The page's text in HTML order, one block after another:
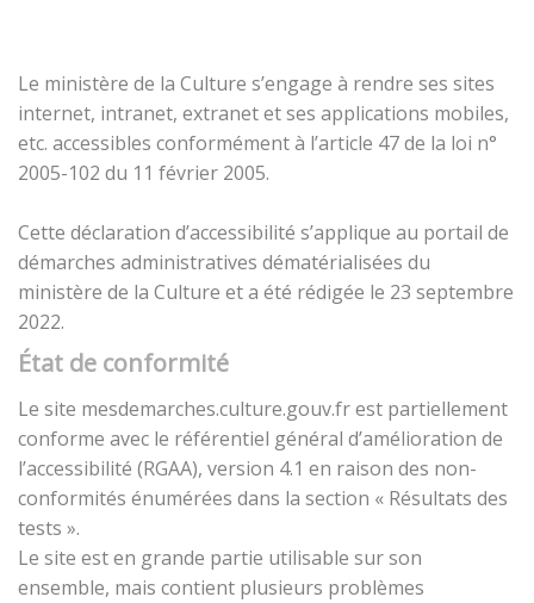
Le ministère de la Culture s’engage à rendre ses sites
internet, intranet, extranet et ses applications mobiles,
etc. accessibles conformément à l’article 47 de la loi n°
2005-102 du 11 février 2005.
Cette déclaration d’accessibilité s’applique au portail de
démarches administratives dématérialisées du
ministère de la Culture et a été rédigée le 23 septembre
2022.
État de conformité
Le site mesdemarches.culture.gouv.fr est partiellement
conforme avec le référentiel général d’amélioration de
l’accessibilité (RGAA), version 4.1 en raison des non-
conformités énumérées dans la section « Résultats des
tests ».
Le site est en grande partie utilisable sur son
ensemble, mais contient plusieurs problèmes